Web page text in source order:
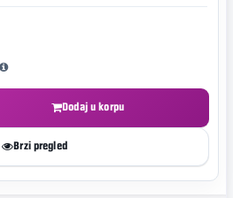
Dodaj u korpu
Brzi pregled